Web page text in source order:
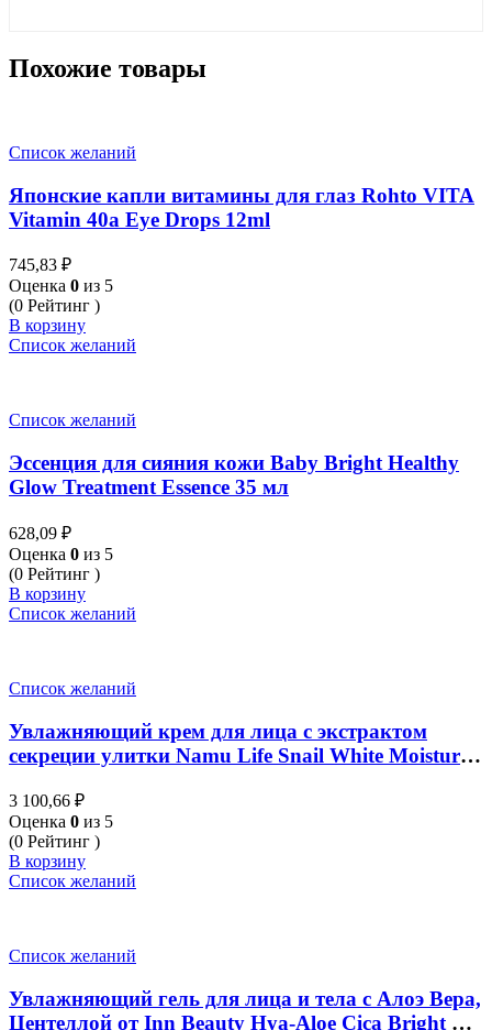
Похожие товары
Список желаний
Японские капли витамины для глаз Rohto VITA
Vitamin 40a Eye Drops 12ml
745,83 ₽
Оценка 0 из 5
(0 Рейтинг )
В корзину
Список желаний
Список желаний
Эссенция для сияния кожи Baby Bright Healthy
Glow Treatment Essence 35 мл
628,09 ₽
Оценка 0 из 5
(0 Рейтинг )
В корзину
Список желаний
Список желаний
Увлажняющий крем для лица с экстрактом
секреции улитки Namu Life Snail White Moisture
3 100,66 ₽
Оценка 0 из 5
(0 Рейтинг )
В корзину
Список желаний
Список желаний
Увлажняющий гель для лица и тела с Алоэ Вера,
Центеллой от Inn Beauty Hya-Aloe Cica Bright Gel